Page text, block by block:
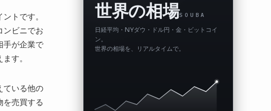
トです。
ンビニでお
手が企業で
す。
ている他の
を売買する
世界の相場SOUBA
日経平均・NYダウ・ドル円・金・ビットコイ
ン。
世界の相場を、リアルタイムで。